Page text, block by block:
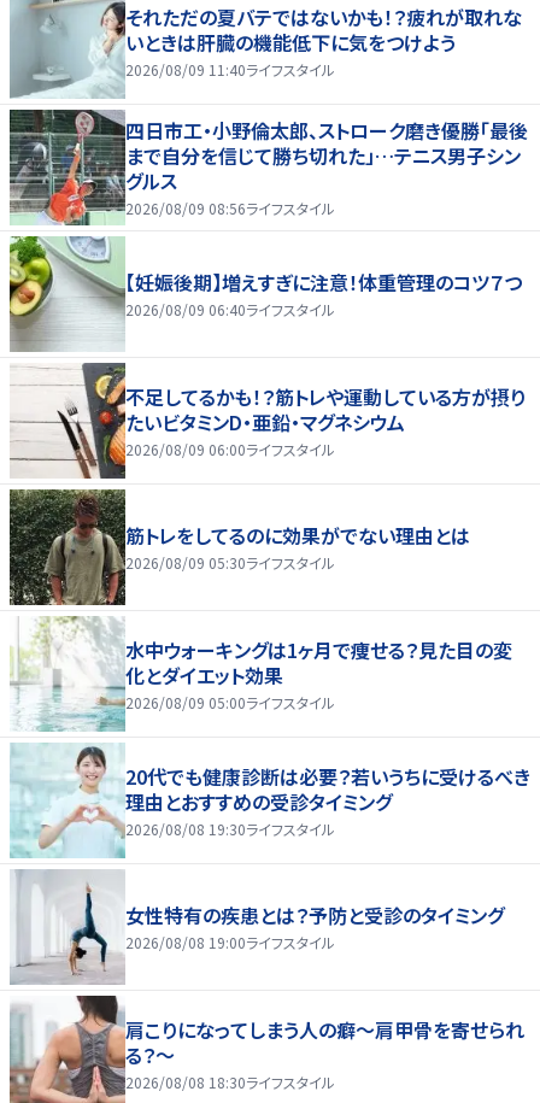
それただの夏バテではないかも！？疲れが取れな
いときは肝臓の機能低下に気をつけよう
2026/08/09 11:40ライフスタイル
四日市工・小野倫太郎、ストローク磨き優勝「最後
まで自分を信じて勝ち切れた」…テニス男子シン
グルス
2026/08/09 08:56ライフスタイル
【妊娠後期】増えすぎに注意！体重管理のコツ７つ
2026/08/09 06:40ライフスタイル
不足してるかも！？筋トレや運動している方が摂り
たいビタミンD・亜鉛・マグネシウム
2026/08/09 06:00ライフスタイル
筋トレをしてるのに効果がでない理由とは
2026/08/09 05:30ライフスタイル
水中ウォーキングは1ヶ月で痩せる？見た目の変
化とダイエット効果
2026/08/09 05:00ライフスタイル
20代でも健康診断は必要？若いうちに受けるべき
理由とおすすめの受診タイミング
2026/08/08 19:30ライフスタイル
女性特有の疾患とは？予防と受診のタイミング
2026/08/08 19:00ライフスタイル
肩こりになってしまう人の癖～肩甲骨を寄せられ
る？～
2026/08/08 18:30ライフスタイル